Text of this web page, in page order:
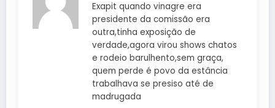
Exapit quando vinagre era
presidente da comissão era
outra,tinha exposição de
verdade,agora virou shows chatos
e rodeio barulhento,sem graça,
quem perde é povo da estância
trabalhava se presiso até de
madrugada